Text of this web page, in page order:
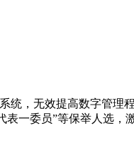
，无效提高数字管理
一委员”等保举人选，